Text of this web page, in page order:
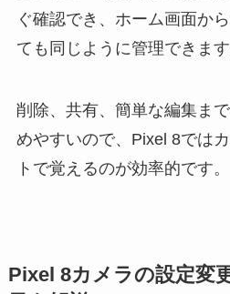
ぐ確認でき、ホーム画面か
ても同じように管理できます
削除、共有、簡単な編集ま
めやすいので、Pixel 8では
トで覚えるのが効率的です。
Pixel 8カメラの設定変